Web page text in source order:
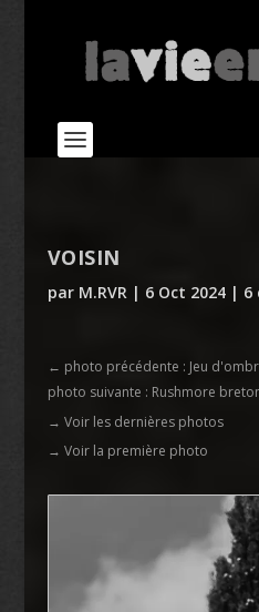
VOISIN
par M.RVR| 6 Oct 2024| 6
← photo précédente : Jeu
photo suivante : Rushmore
→ Voir les dernières photos
→ Voir la première photo